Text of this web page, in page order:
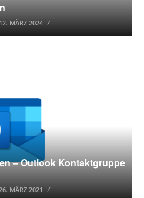
12. MÄRZ 2024
– Outlook Kontaktgruppe
MÄRZ 2021